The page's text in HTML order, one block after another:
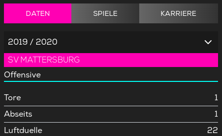
DATEN SPIELE KARRIERE
2019 / 2020
SV MATTERSBURG
Offensive
Tore
1
Abseits
1
Luftduelle
22